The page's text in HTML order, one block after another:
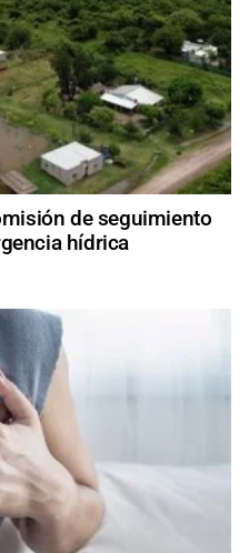
de seguimiento
hídrica